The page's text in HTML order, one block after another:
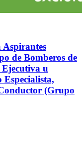
Aspirantes
de Bomberos de
u
(Grupo